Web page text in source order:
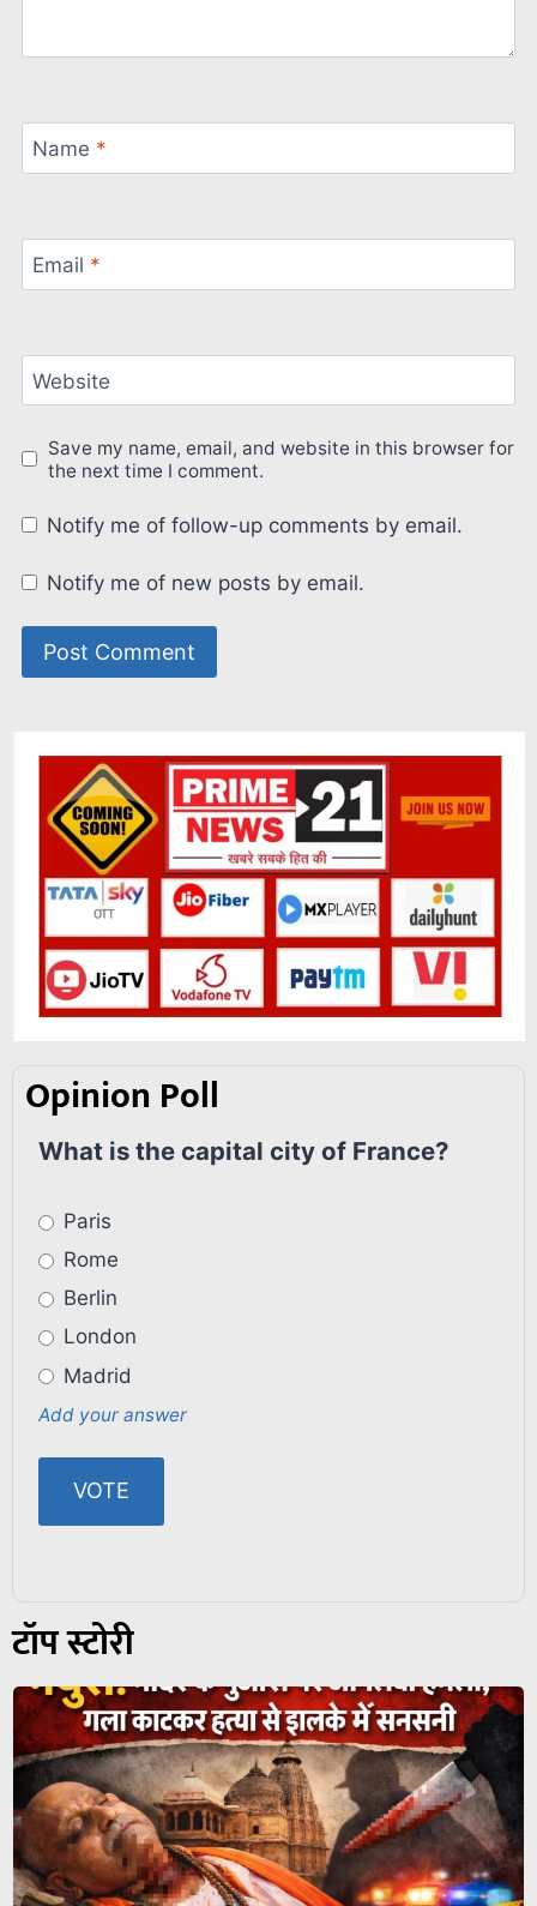
Name *
Email *
Website
Save my name, email, and website in this browser for
the next time I comment.
Notify me of follow-up comments by email.
Notify me of new posts by email.
Opinion Poll
What is the capital city of France?
Paris
Rome
Berlin
London
Madrid
Add your answer
टॉप स्टोरी